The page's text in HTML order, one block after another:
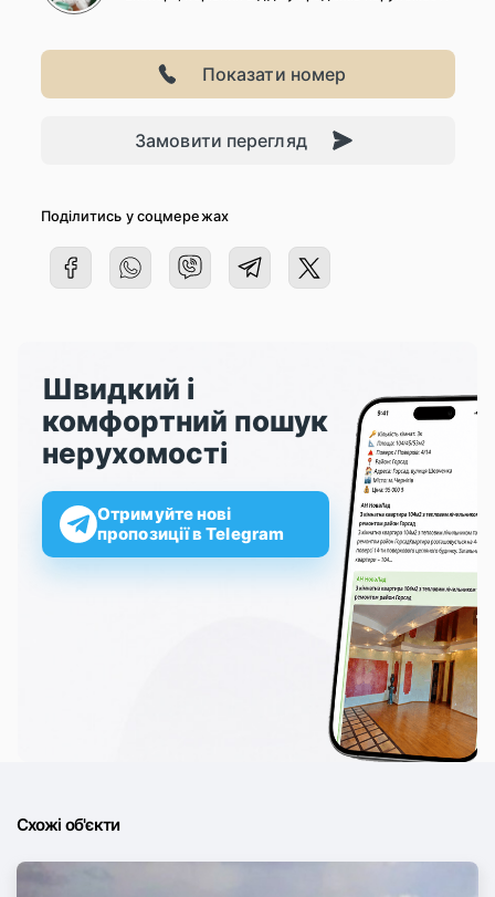
Показати номер
Замовити перегляд
Поділитись у соцмережах
Швидкий і
комфортний пошук
нерухомості
Отримуйте нові
пропозиції в Telegram
Схожі об'єкти